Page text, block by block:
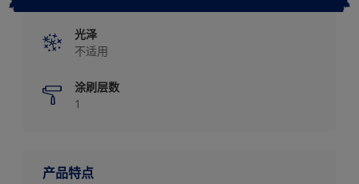
光泽
不适用
涂刷层数
1
产品特点